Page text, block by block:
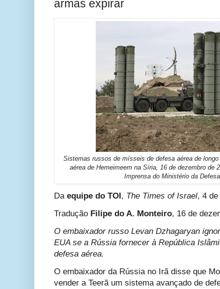
armas expirar
Sistemas russos de mísseis de defesa aérea de
aérea de Hemeimeem na Síria, 16 de dezembro de
Imprensa do Ministério da
Da equipe do TOI, The Times of Israel, 4
Tradução Filipe do A. Monteiro, 16 de
O embaixador russo Levan Dzhagaryan
EUA se a Rússia fornecer à República
defesa aérea.
O embaixador da Rússia no Irã disse que
vender a Teerã um sistema avançado de